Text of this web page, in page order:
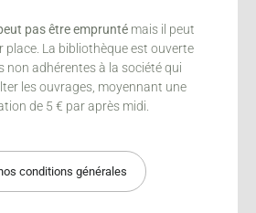
pas être empruntémais il peut
place. La bibliothèque est ouverte
non adhérentes à la société qui
les ouvrages, moyennant une
de 5 € par après midi.
conditions générales